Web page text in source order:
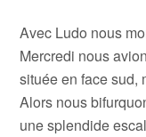
Avec Ludo nous
Mercredi nous
située en face sud,
Alors nous
une splendide